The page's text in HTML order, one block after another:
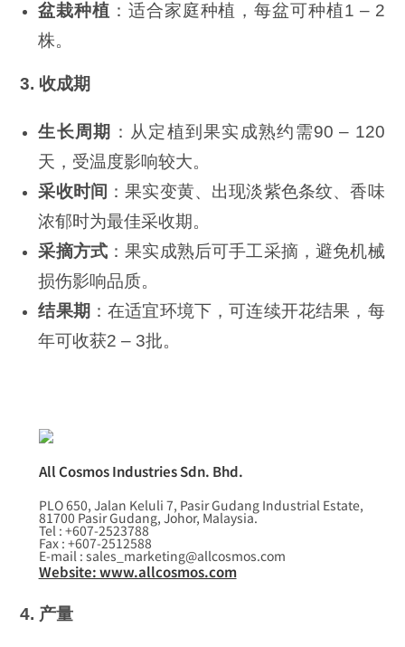
盆栽种植 ：适合家庭种植，每盆可种植1 – 2
株。
3. 收成期
生长周期 ：从定植到果实成熟约需90 – 120
天，受温度影响较大。
采收时间 ：果实变黄、出现淡紫色条纹、香味
浓郁时为最佳采收期。
采摘方式 ：果实成熟后可手工采摘，避免机械
损伤影响品质。
结果期 ：在适宜环境下，可连续开花结果，每
年可收获2 – 3批。
All Cosmos Industries Sdn. Bhd.
PLO 650, Jalan Keluli 7, Pasir Gudang Industrial Estate,
81700 Pasir Gudang, Johor, Malaysia.
Tel : +607-2523788
Fax : +607-2512588
E-mail : sales_marketing@allcosmos.com
Website: www.allcosmos.com
4. 产量